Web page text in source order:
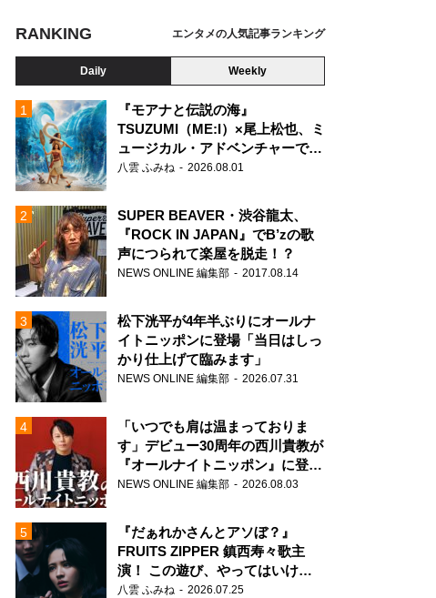
RANKING エンタメの人気記事ランキング
Daily Weekly
『モアナと伝説の海』
TSUZUMI（ME:I）×尾上松也、ミ
ュージカル・アドベンチャーで美
声を響かせる
八雲 ふみね 2026.08.01
SUPER BEAVER・渋谷龍太、
『ROCK IN JAPAN』でB’zの歌
声につられて楽屋を脱走！？
NEWS ONLINE 編集部 2017.08.14
松下洸平が4年半ぶりにオールナ
イトニッポンに登場「当日はしっ
かり仕上げて臨みます」
NEWS ONLINE 編集部 2026.07.31
「いつでも肩は温まっておりま
す」デビュー30周年の西川貴教が
『オールナイトニッポン』に登
場！
NEWS ONLINE 編集部 2026.08.03
『だぁれかさんとアソぼ？』
FRUITS ZIPPER 鎮西寿々歌主
演！ この遊び、やってはいけま
せん。
八雲 ふみね 2026.07.25